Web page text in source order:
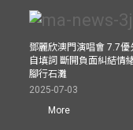
鄧麗欣澳門演唱會 7.7
自填詞 斷開負面糾結情
腳行石灘
2025-07-03
More